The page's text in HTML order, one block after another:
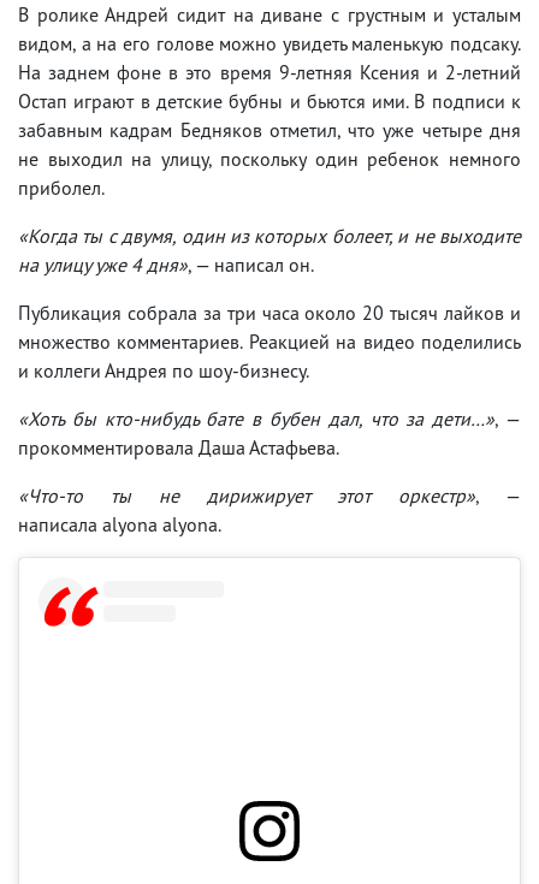
В ролике Андрей сидит на диване с грустным и усталым
видом, а на его голове можно увидеть маленькую подсаку.
На заднем фоне в это время 9-летняя Ксения и 2-летний
Остап играют в детские бубны и бьются ими. В подписи к
забавным кадрам Бедняков отметил, что уже четыре дня
не выходил на улицу, поскольку один ребенок немного
приболел.
«Когда ты с двумя, один из которых болеет, и не выходите
на улицу уже 4 дня», — написал он.
Публикация собрала за три часа около 20 тысяч лайков и
множество комментариев. Реакцией на видео поделились
и коллеги Андрея по шоу-бизнесу.
«Хоть бы кто-нибудь бате в бубен дал, что за дети…», —
прокомментировала Даша Астафьева.
«Что-то ты не дирижирует этот оркестр», —
написала alyona alyona.